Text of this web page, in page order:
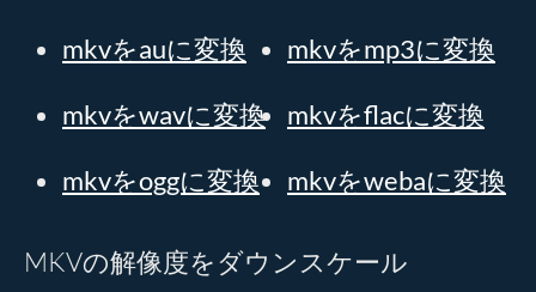
mkvをauに変換 mkvをmp3に変換
mkvをwavに変換 mkvをflacに変換
mkvをoggに変換 mkvをwebaに変換
MKVの解像度をダウンスケール